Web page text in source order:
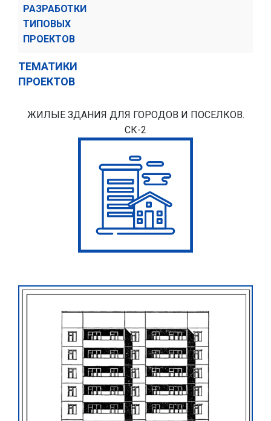
РАЗРАБОТКИ
ТИПОВЫХ
ПРОЕКТОВ
ТЕМАТИКИ
ПРОЕКТОВ
ЖИЛЫЕ ЗДАНИЯ ДЛЯ ГОРОДОВ И ПОСЕЛКОВ.
СК-2